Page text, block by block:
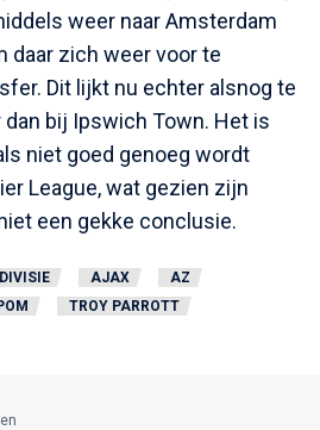
weer naar Amsterdam
daar zich weer voor te
Dit lijkt nu echter alsnog te
dan bij Ipswich Town. Het is
niet goed genoeg wordt
League, wat gezien zijn
een gekke conclusie.
AJAX
AZ
TROY PARROTT